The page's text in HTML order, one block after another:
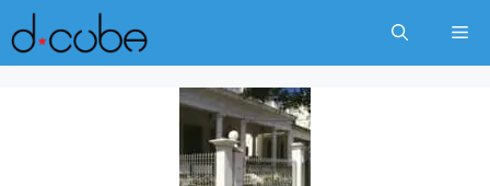
Skip
to
content